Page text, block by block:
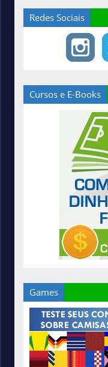
Redes Sociais
Cursos e E-Books
Games